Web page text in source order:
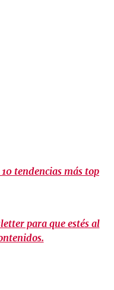
10 tendencias más top
para que estés al